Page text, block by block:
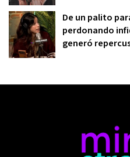
De un palito
perdonando
generó